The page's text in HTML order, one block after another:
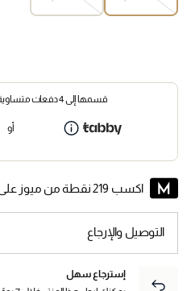
قسمها إلى 4 دفعات متساوية بقيمة
أو
اكسب 219 نقطة من ميوز على طلبك -
التوصيل والإرجاع
إسترجاع سهل